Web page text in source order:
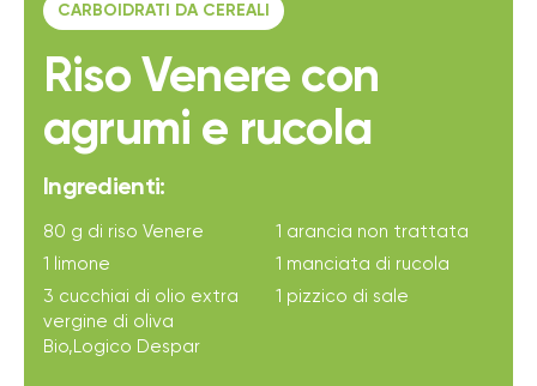
CARBOIDRATI DA CEREALI
Riso Venere con
agrumi e rucola
Ingredienti:
80 g di riso Venere
1 arancia non trattata
1 limone
1 manciata di rucola
3 cucchiai di olio extra
vergine di oliva
Bio,Logico Despar
1 pizzico di sale